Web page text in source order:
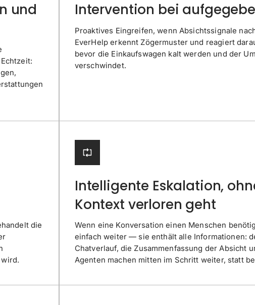
und
Intervention bei
Proaktives Eingreifen, wenn Absichtssignale
EverHelp erkennt Zögermuster und reagiert
bevor die Einkaufswagen kalt werden und der
verschwindet.
die
Intelligente Eskalation,
Kontext verloren geht
Wenn eine Konversation einen Menschen
einfach weiter — sie enthält alle Informationen:
Chatverlauf, die Zusammenfassung der Absicht
Agenten machen mitten im Schritt weiter, statt